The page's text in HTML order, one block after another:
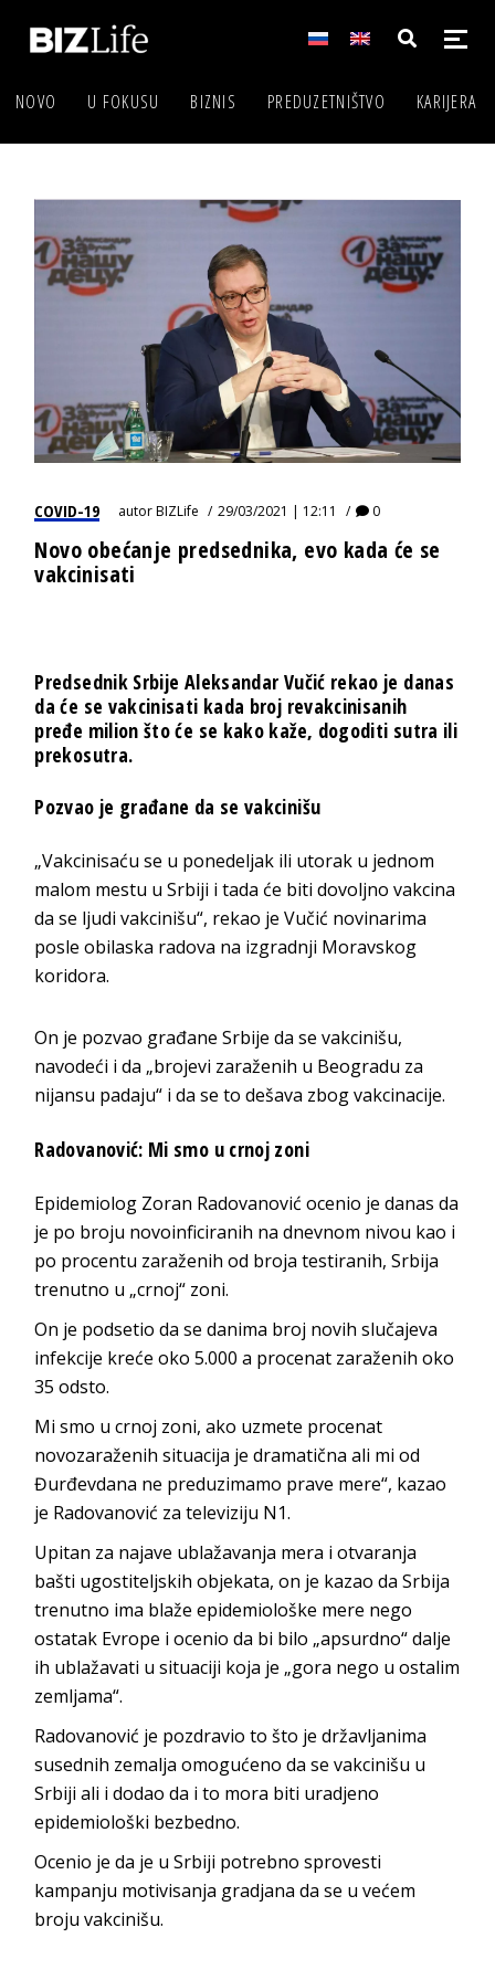
NOVO U FOKUSU BIZNIS PREDUZETNIŠTVO KARIJERA
COVID-19 autorBIZLife 29/03/2021 | 12:11 0
Novo obećanje predsednika, evo kada će se
vakcinisati
Predsednik Srbije Aleksandar Vučić rekao je danas
da će se vakcinisati kada broj revakcinisanih
pređe milion što će se kako kaže, dogoditi sutra ili
prekosutra.
Pozvao je građane da se vakcinišu
„Vakcinisaću se u ponedeljak ili utorak u jednom
malom mestu u Srbiji i tada će biti dovoljno vakcina
da se ljudi vakcinišu“, rekao je Vučić novinarima
posle obilaska radova na izgradnji Moravskog
koridora.
On je pozvao građane Srbije da se vakcinišu,
navodeći i da „brojevi zaraženih u Beogradu za
nijansu padaju“ i da se to dešava zbog vakcinacije.
Radovanović: Mi smo u crnoj zoni
Epidemiolog Zoran Radovanović ocenio je danas da
je po broju novoinficiranih na dnevnom nivou kao i
po procentu zaraženih od broja testiranih, Srbija
trenutno u „crnoj“ zoni.
On je podsetio da se danima broj novih slučajeva
infekcije kreće oko 5.000 a procenat zaraženih oko
35 odsto.
Mi smo u crnoj zoni, ako uzmete procenat
novozaraženih situacija je dramatična ali mi od
Đurđevdana ne preduzimamo prave mere“, kazao
je Radovanović za televiziju N1.
Upitan za najave ublažavanja mera i otvaranja
bašti ugostiteljskih objekata, on je kazao da Srbija
trenutno ima blaže epidemiološke mere nego
ostatak Evrope i ocenio da bi bilo „apsurdno“ dalje
ih ublažavati u situaciji koja je „gora nego u ostalim
zemljama“.
Radovanović je pozdravio to što je državljanima
susednih zemalja omogućeno da se vakcinišu u
Srbiji ali i dodao da i to mora biti uradjeno
epidemiološki bezbedno.
Ocenio je da je u Srbiji potrebno sprovesti
kampanju motivisanja gradjana da se u većem
broju vakcinišu.